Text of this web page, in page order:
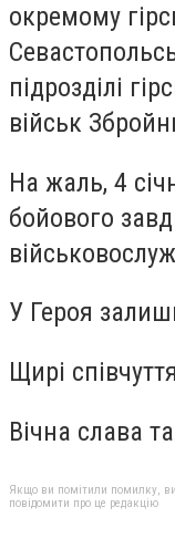
окремому
підрозділі
військ
На жаль, 4
бойового
У Героя
Щирі
Вічна слава
Якщо ви помітили помилку,
повідомити про це редакцію